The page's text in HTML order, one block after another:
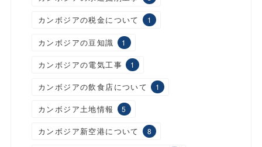
カンボジアの税金について 1
カンボジアの豆知識 1
カンボジアの電気工事 1
カンボジアの飲食店について 1
カンボジア土地情報 5
カンボジア新空港について 8